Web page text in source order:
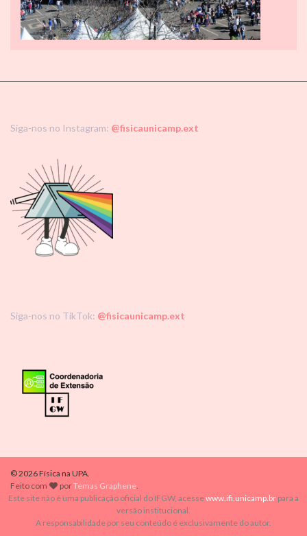
Siga-nos no Instagram: @fisicaunicamp.ext
Siga-nos no TikTok: @fisicaunicamp.ext
© 2026 Física na UPA.
Feito com
porTemas Graphene
Este site não é uma publicação oficial do IFGW, acessewww.ifi.unicamp.br para a
versão institucional.
A responsabilidade por seu conteúdo é exclusivamente do autor.